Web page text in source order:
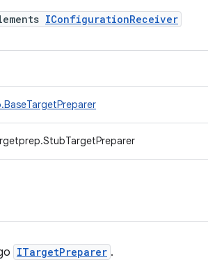
IConfigurationReceiver
ITargetPreparer .